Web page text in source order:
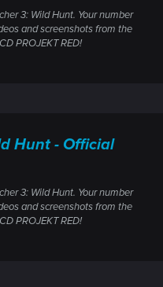
3: Wild Hunt. Your number
and screenshots from the
PROJEKT RED!
Hunt - Official
3: Wild Hunt. Your number
and screenshots from the
PROJEKT RED!